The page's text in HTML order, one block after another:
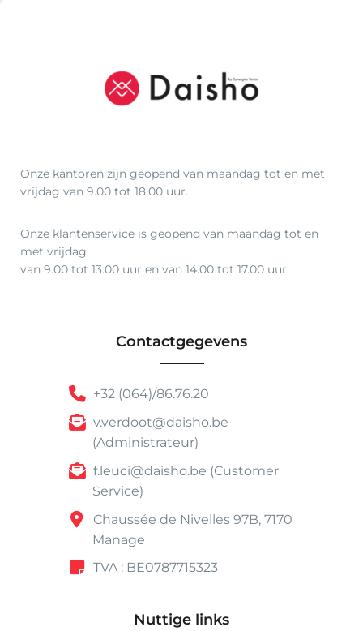
Onze kantoren zijn geopend van maandag tot en met
vrijdag van 9.00 tot 18.00 uur.
Onze klantenservice is geopend van maandag tot en
met vrijdag
van 9.00 tot 13.00 uur en van 14.00 tot 17.00 uur.
Contactgegevens
+32 (064)/86.76.20
v.verdoot@daisho.be
(Administrateur)
f.leuci@daisho.be (Customer
Service)
Chaussée de Nivelles 97B, 7170
Manage
TVA : BE0787715323
Nuttige links